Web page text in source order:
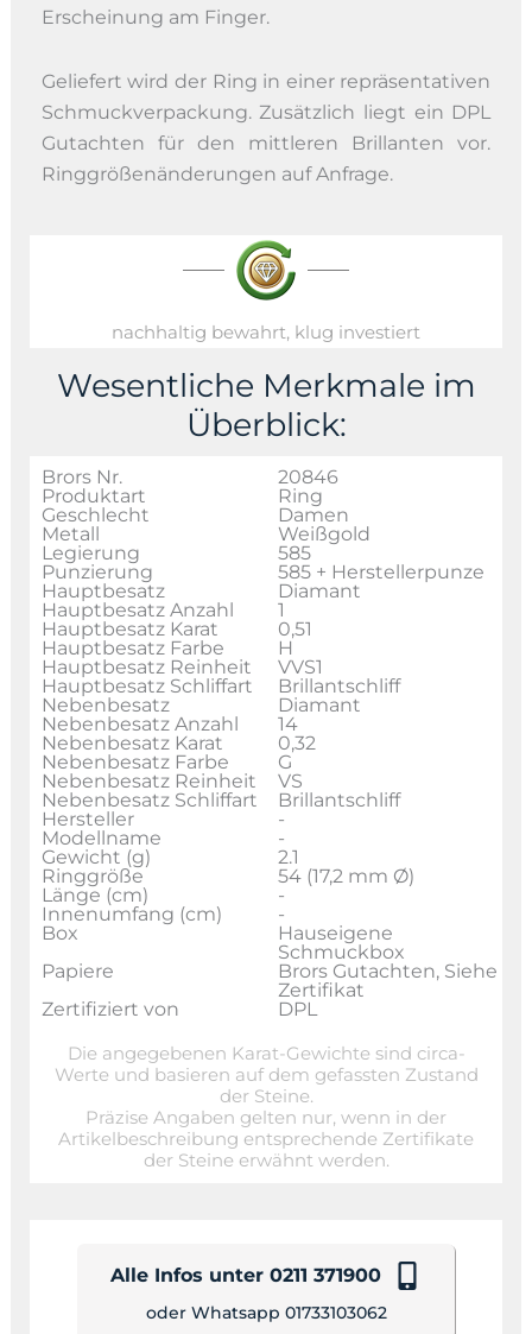
Erscheinung am Finger.
Geliefert wird der Ring in einer repräsentativen
Schmuckverpackung. Zusätzlich liegt ein DPL
Gutachten für den mittleren Brillanten vor.
Ringgrößenänderungen auf Anfrage.
nachhaltig bewahrt, klug investiert
Wesentliche Merkmale im
Überblick:
Brors Nr.
20846
Produktart
Ring
Geschlecht
Damen
Metall
Weißgold
Legierung
585
Punzierung
585 + Herstellerpunze
Hauptbesatz
Diamant
Hauptbesatz Anzahl
1
Hauptbesatz Karat
0,51
Hauptbesatz Farbe
H
Hauptbesatz Reinheit
VVS1
Hauptbesatz Schliffart
Brillantschliff
Nebenbesatz
Diamant
Nebenbesatz Anzahl
14
Nebenbesatz Karat
0,32
Nebenbesatz Farbe
G
Nebenbesatz Reinheit
VS
Nebenbesatz Schliffart
Brillantschliff
Hersteller
-
Modellname
-
Gewicht (g)
2.1
Ringgröße
54 (17,2 mm Ø)
Länge (cm)
-
Innenumfang (cm)
-
Box
Hauseigene
Schmuckbox
Papiere
Brors Gutachten, Siehe
Zertifikat
Zertifiziert von
DPL
Die angegebenen Karat-Gewichte sind circa-
Werte und basieren auf dem gefassten Zustand
der Steine.
Präzise Angaben gelten nur, wenn in der
Artikelbeschreibung entsprechende Zertifikate
der Steine erwähnt werden.
Alle Infos unter 0211 371900
oder Whatsapp 01733103062